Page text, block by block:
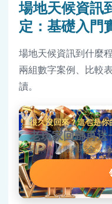
場地天候資訊
定：基礎入門
場地天候資訊到什麼
兩組數字案例、比較
讀。
很久沒回來？這包是你
老玩家回歸再送
回鍋會員專屬彩金，